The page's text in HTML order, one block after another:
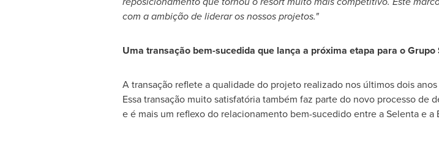
com a ambição de liderar os nossos projetos."
Uma transação bem-sucedida que lança a próxima etapa para o Grupo
A transação reflete a qualidade do projeto realizado nos últimos dois
Essa transação muito satisfatória também faz parte do novo processo
e é mais um reflexo do relacionamento bem-sucedido entre a Selenta e a